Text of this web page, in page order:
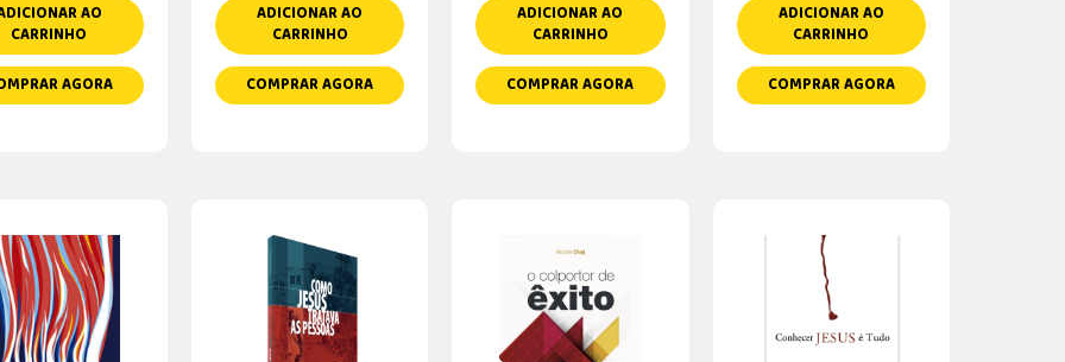
AO
CARRINHO
AGORA
ADICIONAR AO
CARRINHO
COMPRAR AGORA
ADICIONAR AO
CARRINHO
COMPRAR AGORA
ADICIONAR AO
CARRINHO
COMPRAR AGORA